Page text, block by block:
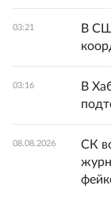
03:21
В
03:16
В
08.08.2026
СК